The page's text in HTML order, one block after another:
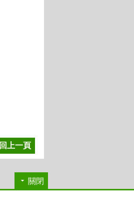
回上一頁
關閉